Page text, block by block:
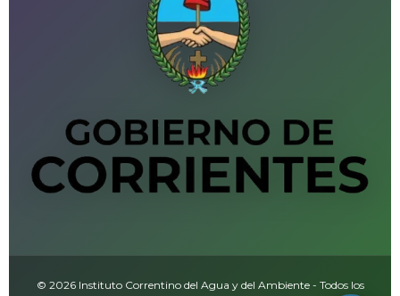
© 2026 Instituto Correntino del Agua y del Ambiente - Todos los